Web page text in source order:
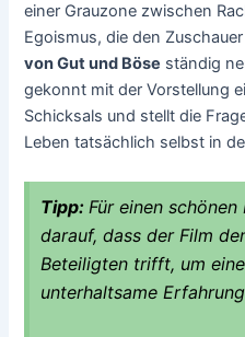
einer Grauzone zwischen
Egoismus, die den
von Gut und Böse ständig
gekonnt mit der Vorstellung
Schicksals und stellt die
Leben tatsächlich selbst in
Tipp:Für einen
darauf, dass der Film
Beteiligten trifft, um
unterhaltsame